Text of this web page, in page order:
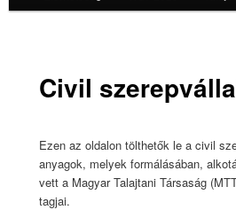
Civil
Ezen az oldalon tölthetők le a civil
anyagok, melyek formálásában,
vett a Magyar Talajtani Társaság
tagjai.